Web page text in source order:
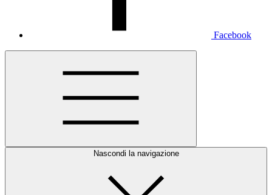
Facebook
Nascondi la navigazione